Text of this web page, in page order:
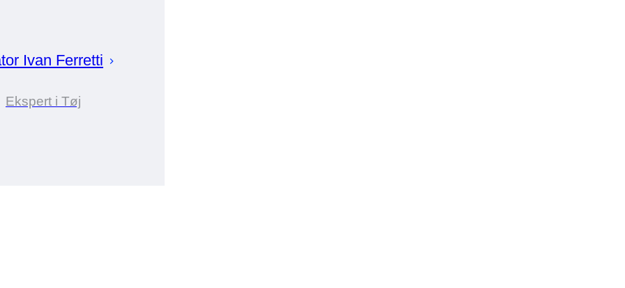
Ivan Ferretti
Ekspert i Tøj